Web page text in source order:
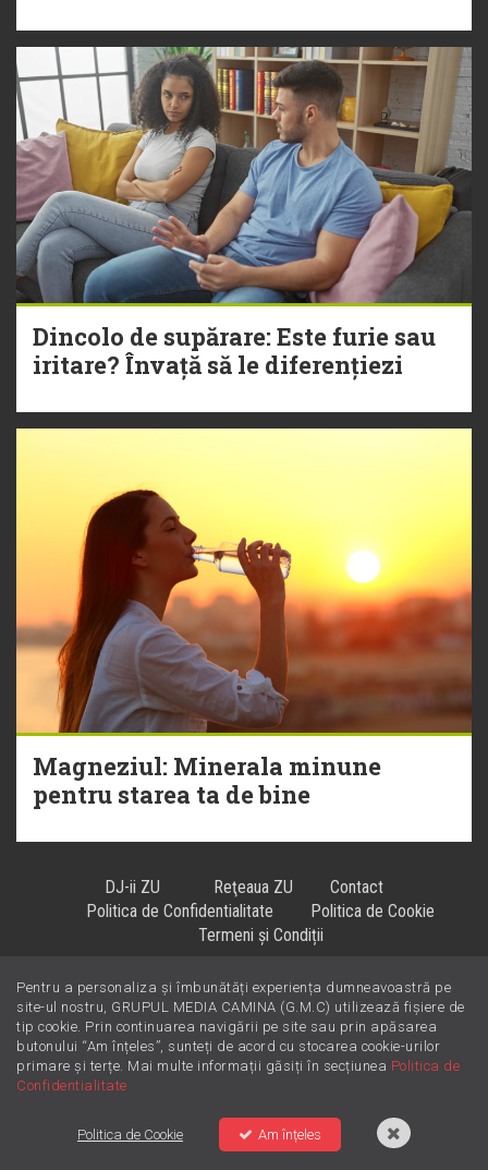
Dincolo de supărare: Este furie sau
iritare? Învață să le diferențiezi
Magneziul: Minerala minune
pentru starea ta de bine
DJ-ii ZU Reţeaua ZU
Contact
Politica de Confidentialitate
Politica de Cookie
Termeni și Condiții
Hiturile se ascultă la !
Pentru a personaliza și îmbunătăți experiența dumneavoastră pe
site-ul nostru, GRUPUL MEDIA CAMINA (G.M.C) utilizează fișiere de
tip cookie. Prin continuarea navigării pe site sau prin apăsarea
butonului “Am înțeles”, sunteți de acord cu stocarea cookie-urilor
primare și terțe. Mai multe informații găsiți în secțiunea Politica de
Confidentialitate
Politica de Cookie Am înțeles